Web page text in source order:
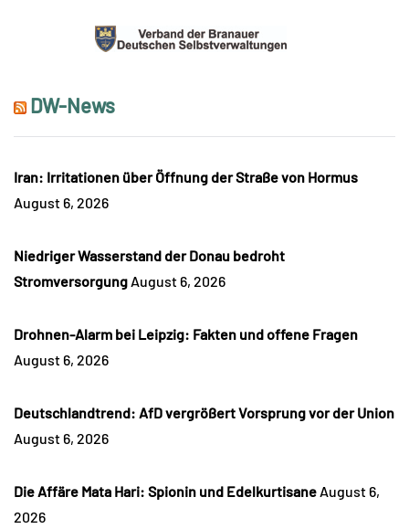
DW-News
Iran: Irritationen über Öffnung der Straße von Hormus
August 6, 2026
Niedriger Wasserstand der Donau bedroht
Stromversorgung August 6, 2026
Drohnen-Alarm bei Leipzig: Fakten und offene Fragen
August 6, 2026
Deutschlandtrend: AfD vergrößert Vorsprung vor der Union
August 6, 2026
Die Affäre Mata Hari: Spionin und Edelkurtisane August 6,
2026